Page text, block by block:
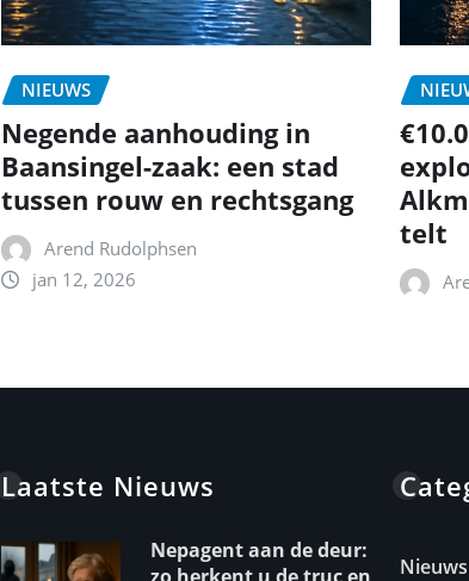
NIEUWS
Negende aanhouding in
Baansingel-zaak: een stad
tussen rouw en rechtsgang
Arend Rudolphsen
jan 12, 2026
telt
Laatste Nieuws
Nepagent aan de deur:
Nieuws